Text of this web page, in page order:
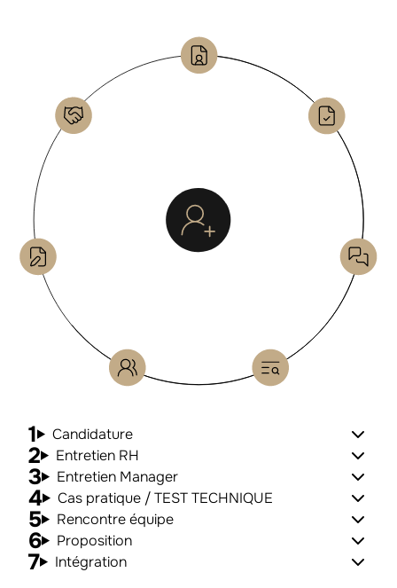
Candidature
Entretien RH
Entretien Manager
Cas pratique / TEST TECHNIQUE
Rencontre équipe
Proposition
Intégration